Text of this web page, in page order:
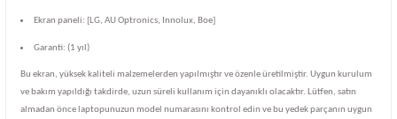
Ekran paneli: [LG, AU Optronics, Innolux, Boe]
Garanti: (1 yıl)
Bu ekran, yüksek kaliteli malzemelerden yapılmıştır ve özenle üretilmiştir. Uygun kurulum
ve bakım yapıldığı takdirde, uzun süreli kullanım için dayanıklı olacaktır. Lütfen, satın
almadan önce laptopunuzun model numarasını kontrol edin ve bu yedek parçanın uygun